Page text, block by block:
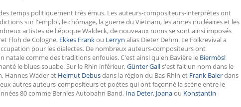
temps politiquement très émus. Les auteurs-compositeurs-interprètes ont
sur l'emploi, le chômage, la guerre du Vietnam, les armes nucléaires et les
artistes de l'époque Waldeck, de nouveaux noms se sont ainsi imposés
Floh de Cologne, Ekkes Frankou Lerryn alias Dieter Dehm. Le Folkrevival a
pour les dialectes. De nombreux auteurs-compositeurs ont
natale comme des traditions enfouies. C'est ainsi qu'en Bavière le Biermösl
le blues souabe. Sur le Rhin inférieur,Günter Galls'est fait un nom dans le
Hannes Wader et Helmut Debusdans la région du Bas-Rhin et Frank Baierdans
autres auteurs-compositeurs et poètes qui ont façonné la scène entre le
80 comme Bernies Autobahn Band, Ina Deter, Joanaou Konstantin